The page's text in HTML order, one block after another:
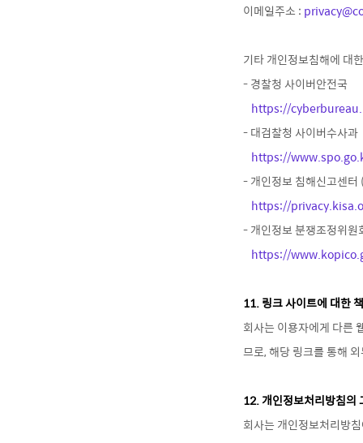
이메일주소 :
기타 개인정보침해에 대
https://
https://
https://
https://
11. 링크 사이트에 대한
회사는 이용자에게 다른
므로, 해당 링크를 통해
12. 개인정보처리방침의
회사는 개인정보처리방